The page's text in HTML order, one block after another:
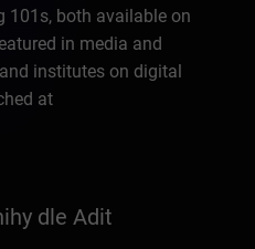
101s, both available on
in media and
institutes on digital
at
dle Adit